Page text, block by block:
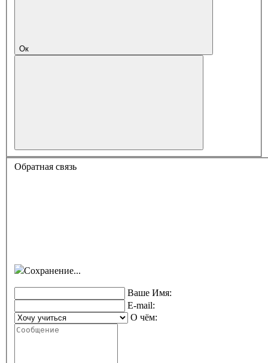
Ок
Обратная связь
Сохранение...
Ваше Имя:
E-mail:
О чём: